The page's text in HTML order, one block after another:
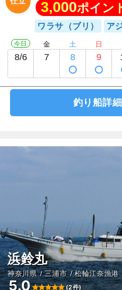
3,000ポイン
ワラサ（ブリ） ア
今日
8/6
金
7
土
8
日
9
釣り船詳
浜鈴丸
神奈川県 三浦市 松輪江奈漁港
5.0 (2件)